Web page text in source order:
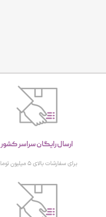
ارسال رایگان سراسر کشور
برای سفارشات بالای ۵ میلیون تومان